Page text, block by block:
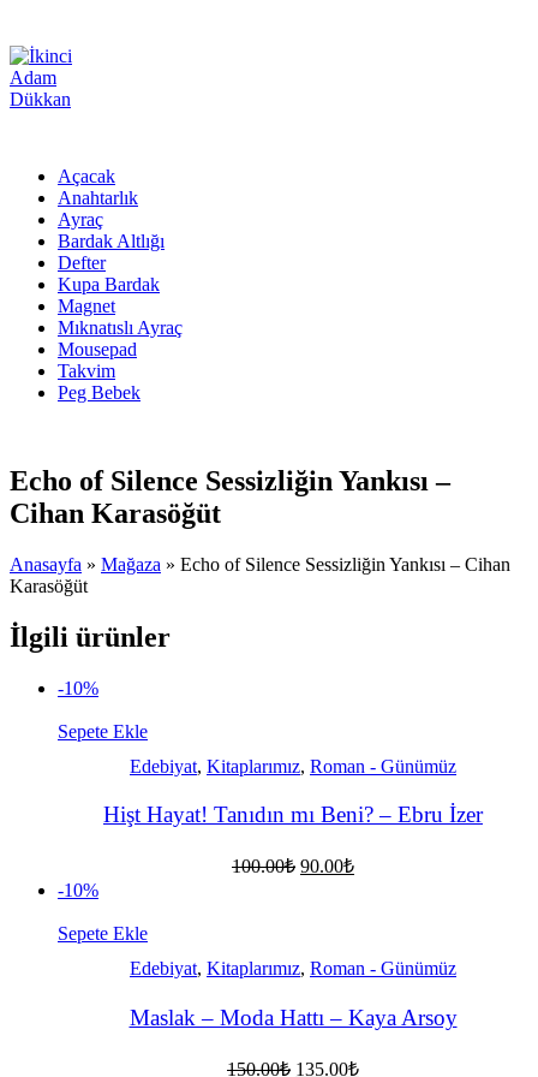
Açacak
Anahtarlık
Ayraç
Bardak Altlığı
Defter
Kupa Bardak
Magnet
Mıknatıslı Ayraç
Mousepad
Takvim
Peg Bebek
Echo of Silence Sessizliğin Yankısı –
Cihan Karasöğüt
Anasayfa » Mağaza » Echo of Silence Sessizliğin Yankısı – Cihan
Karasöğüt
İlgili ürünler
-10%
Sepete Ekle
Edebiyat, Kitaplarımız, Roman - Günümüz
Hişt Hayat! Tanıdın mı Beni? – Ebru İzer
100.00₺ Orijinal
90.00₺Şu
-10%
Sepete Ekle
Edebiyat, Kitaplarımız, Roman - Günümüz
Maslak – Moda Hattı – Kaya Arsoy
150.00₺ Orijinal
135.00₺Şu